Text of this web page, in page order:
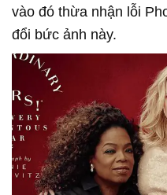
vào đó thừa nhận lỗi
đổi bức ảnh này.